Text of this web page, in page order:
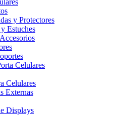
y Protectores
Estuches
Celulares
Celulares
Externas
Displays